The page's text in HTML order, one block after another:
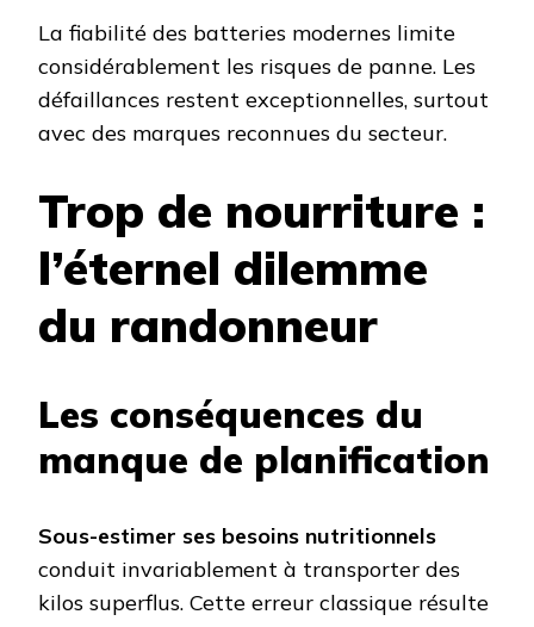
La fiabilité des batteries modernes limite
considérablement les risques de panne. Les
défaillances restent exceptionnelles, surtout
avec des marques reconnues du secteur.
Trop de nourriture :
l’éternel dilemme
du randonneur
Les conséquences du
manque de planification
Sous-estimer ses besoins nutritionnels
conduit invariablement à transporter des
kilos superflus. Cette erreur classique résulte